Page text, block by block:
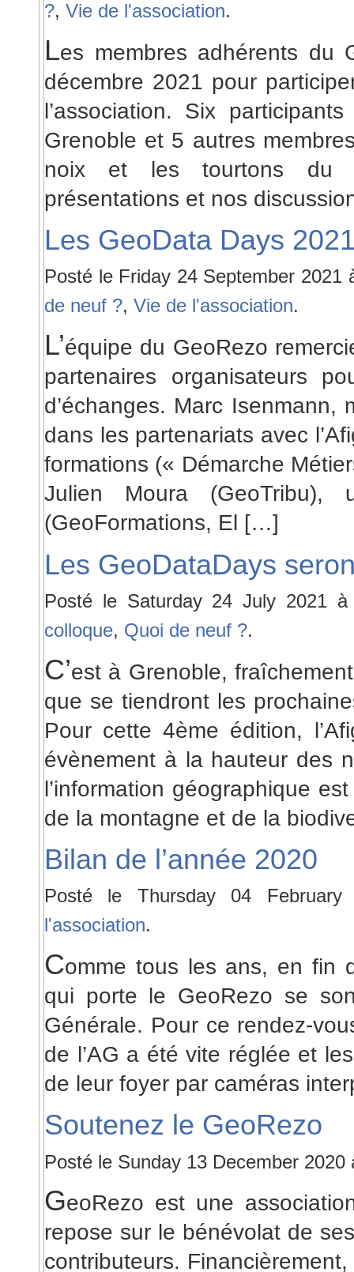
?, Vie de l'association.
Les membres adhérents du
décembre 2021 pour
l’association. Six
Grenoble et 5 autres
noix et les tourtons du
présentations et nos
Les GeoData Days
Posté le Friday 24 September 2021
de neuf ?, Vie de l'association.
L’équipe du GeoRezo
partenaires organisateurs
d’échanges. Marc Isenmann,
dans les partenariats avec
formations (« Démarche
Julien Moura (GeoTribu),
(GeoFormations, El […]
Les GeoDataDays
Posté le Saturday 24 July 2021
colloque, Quoi de neuf ?.
C’est à Grenoble,
que se tiendront les
Pour cette 4ème édition,
évènement à la hauteur des
l’information géographique
de la montagne et de la
Bilan de l’année 2020
Posté le Thursday 04
l'association.
Comme tous les ans, en fin
qui porte le GeoRezo se
Générale. Pour ce rendez-
de l’AG a été vite réglée et
de leur foyer par caméras
Soutenez le GeoRezo
Posté le Sunday 13 December
GeoRezo est une
repose sur le bénévolat de
contributeurs.